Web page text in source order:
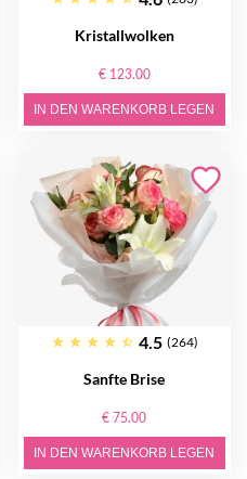
Kristallwolken
€ 123.00
IN DEN WARENKORB LEGEN
4.5 (264)
Sanfte Brise
€ 75.00
IN DEN WARENKORB LEGEN